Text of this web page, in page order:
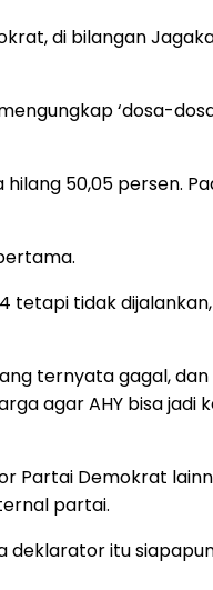
di bilangan
‘dosa-
50,05 persen.
tetapi tidak
ternyata gagal, dan
agar AHY bisa jadi
Partai Demokrat
partai.
deklarator itu